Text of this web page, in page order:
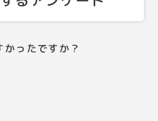
ったですか？